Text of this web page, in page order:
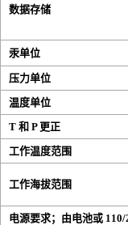
数据存储
汞单位
压力单位
温度单位
T 和 P 更正
工作温度范围
工作海拔范围
电源要求；由电池或